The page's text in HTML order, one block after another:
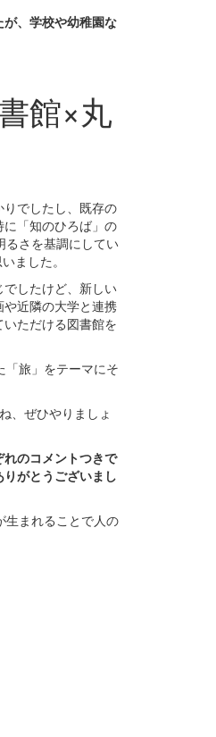
が、 学校や幼稚園な
館×丸
でしたし、既存の
「知のひろば」の
るさを基調にしてい
ました。
したけど、新しい
近隣の大学と連携
ただける図書館を
「旅」をテーマにそ
、ぜひやりましょ
のコメントつきで
がとうございまし
生まれることで人の